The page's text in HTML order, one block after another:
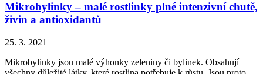
Mikrobylinky – malé rostlinky plné intenzivní chutě,
živin a antioxidantů
25. 3. 2021
Mikrobylinky jsou malé výhonky zeleniny či bylinek. Obsahují